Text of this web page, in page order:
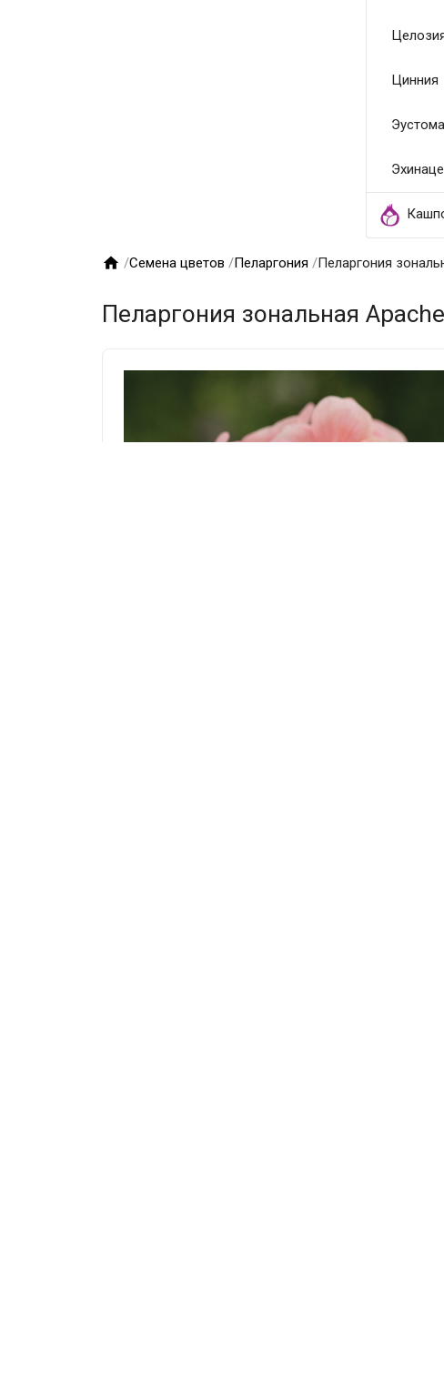
Цинния
Эустома
 /Семена цветов /Пеларгония /Пеларгония
Пеларгония зональная